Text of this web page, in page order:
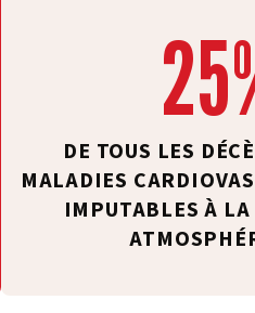
DE TOUS LES
MALADIES
IMPUTABLES À